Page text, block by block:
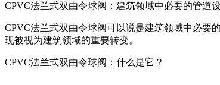
CPVC法兰式双由令球阀：建筑领域中必要的管道
CPVC法兰式双由令球阀可以说是建筑领域中必要
现被视为建筑领域的重要转变。
CPVC法兰式双由令球阀：什么是它？